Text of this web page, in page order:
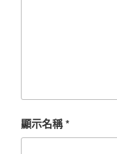
顯示名稱*